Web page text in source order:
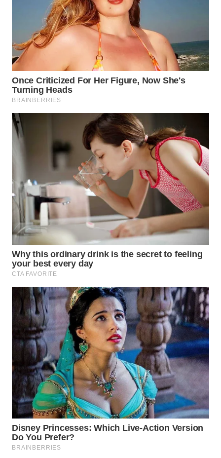
KONSUMEN
WAHANA
LISTRIK
TRAVEL
WAHANA
TV
WAHANANEWS
CO ID
WAHANANEWS
NET
WAHANA
SPORT
WAHANA
UMKM
WAHANA
SELEB
WAHANA
PERSONA
WAHANA
OTOMOTIF
WAHANA
HEALTH